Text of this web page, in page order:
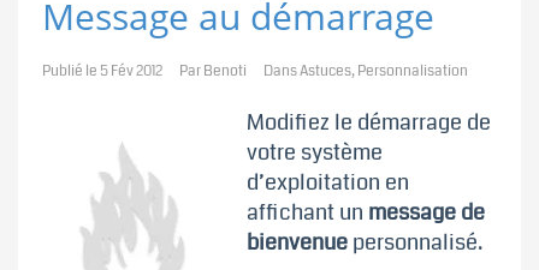
Message au démarrage
Publié le 5 Fév 2012 ParBenoti DansAstuces,Personnalisation
Modifiez le démarrage de
votre système
d’exploitation en
affichant un message de
bienvenuepersonnalisé.